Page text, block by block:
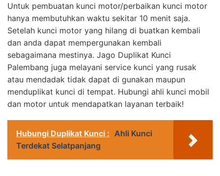
Untuk pembuatan kunci motor/perbaikan kunci motor
hanya membutuhkan waktu sekitar 10 menit saja.
Setelah kunci motor yang hilang di buatkan kembali
dan anda dapat mempergunakan kembali
sebagaimana mestinya. Jago Duplikat Kunci
Palembang juga melayani service kunci yang rusak
atau mendadak tidak dapat di gunakan maupun
menduplikat kunci di tempat. Hubungi ahli kunci mobil
dan motor untuk mendapatkan layanan terbaik!
Hubungi Duplikat Kunci : Ahli Kunci
Terdekat Selatpanjang